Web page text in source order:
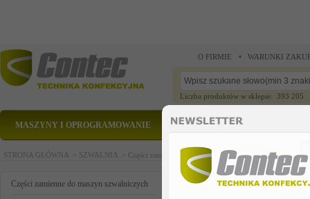
O FIRMIE WARUNKI
Liczba produktów w sklepie: 393 205
MASZYNY I OPROGRAMOWANIE CZĘŚCI ZAMIENNE
STRONA GŁÓWNA > SZWALNIA > Części zamienne do maszyn szwalniczych >Części
Części zamienne do maszyn szwalniczych cov thd trimmer us